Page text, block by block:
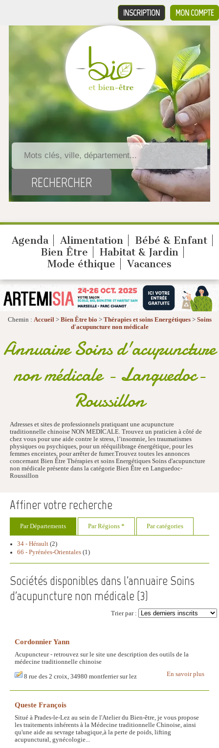
MON COMPTE
INSCRIPTION
Agenda Alimentation
Bébé & Enfant
Bien Être
Habitat & Jardin
Mode éthique
Vacances
Chemin : Accueil> Bien Être bio > Thérapies et soins Energétiques > Soins
d'acupuncture non médicale
Annuaire Soins d'acupuncture
non médicale - Languedoc-
Roussillon
Adresses et sites de professionnels pratiquant une acupuncture
traditionnelle chinoise NON MEDICALE. Trouvez un praticien à côté de
chez vous pour une aide contre le stress, l’insomnie, les traumatismes
physiques ou psychiques, pour un rééquilibrage énergétique, pour les
femmes enceintes, pour arrêter de fumer.Trouvez toutes les annonces
concernant Bien Être Thérapies et soins Energétiques Soins d'acupuncture
non médicale présente dans la catégorie Bien Être en Languedoc-
Roussillon
Affiner votre recherche
Par Départements Par Régions * Par catégories
34 - Hérault (2)
66 - Pyrénées-Orientales (1)
Sociétés disponibles dans l'annuaire Soins
d'acupuncture non médicale (3)
Trier par :
Cordonnier Yann
Acupuncteur - retrouvez sur le site une description des outils de la
médecine traditionnelle chinoise
En savoir plus
8 rue des 2 croix, 34980 montferrier sur lez
Queste François
Situé à Prades-le-Lez au sein de l'Atelier du Bien-être, je vous propose
les traitements inhérents à la Médecine traditionnelle Chinoise, ainsi
qu'une aide au sevrage tabagique,à la perte de poids, lifting
acupunctural, gynécologie...